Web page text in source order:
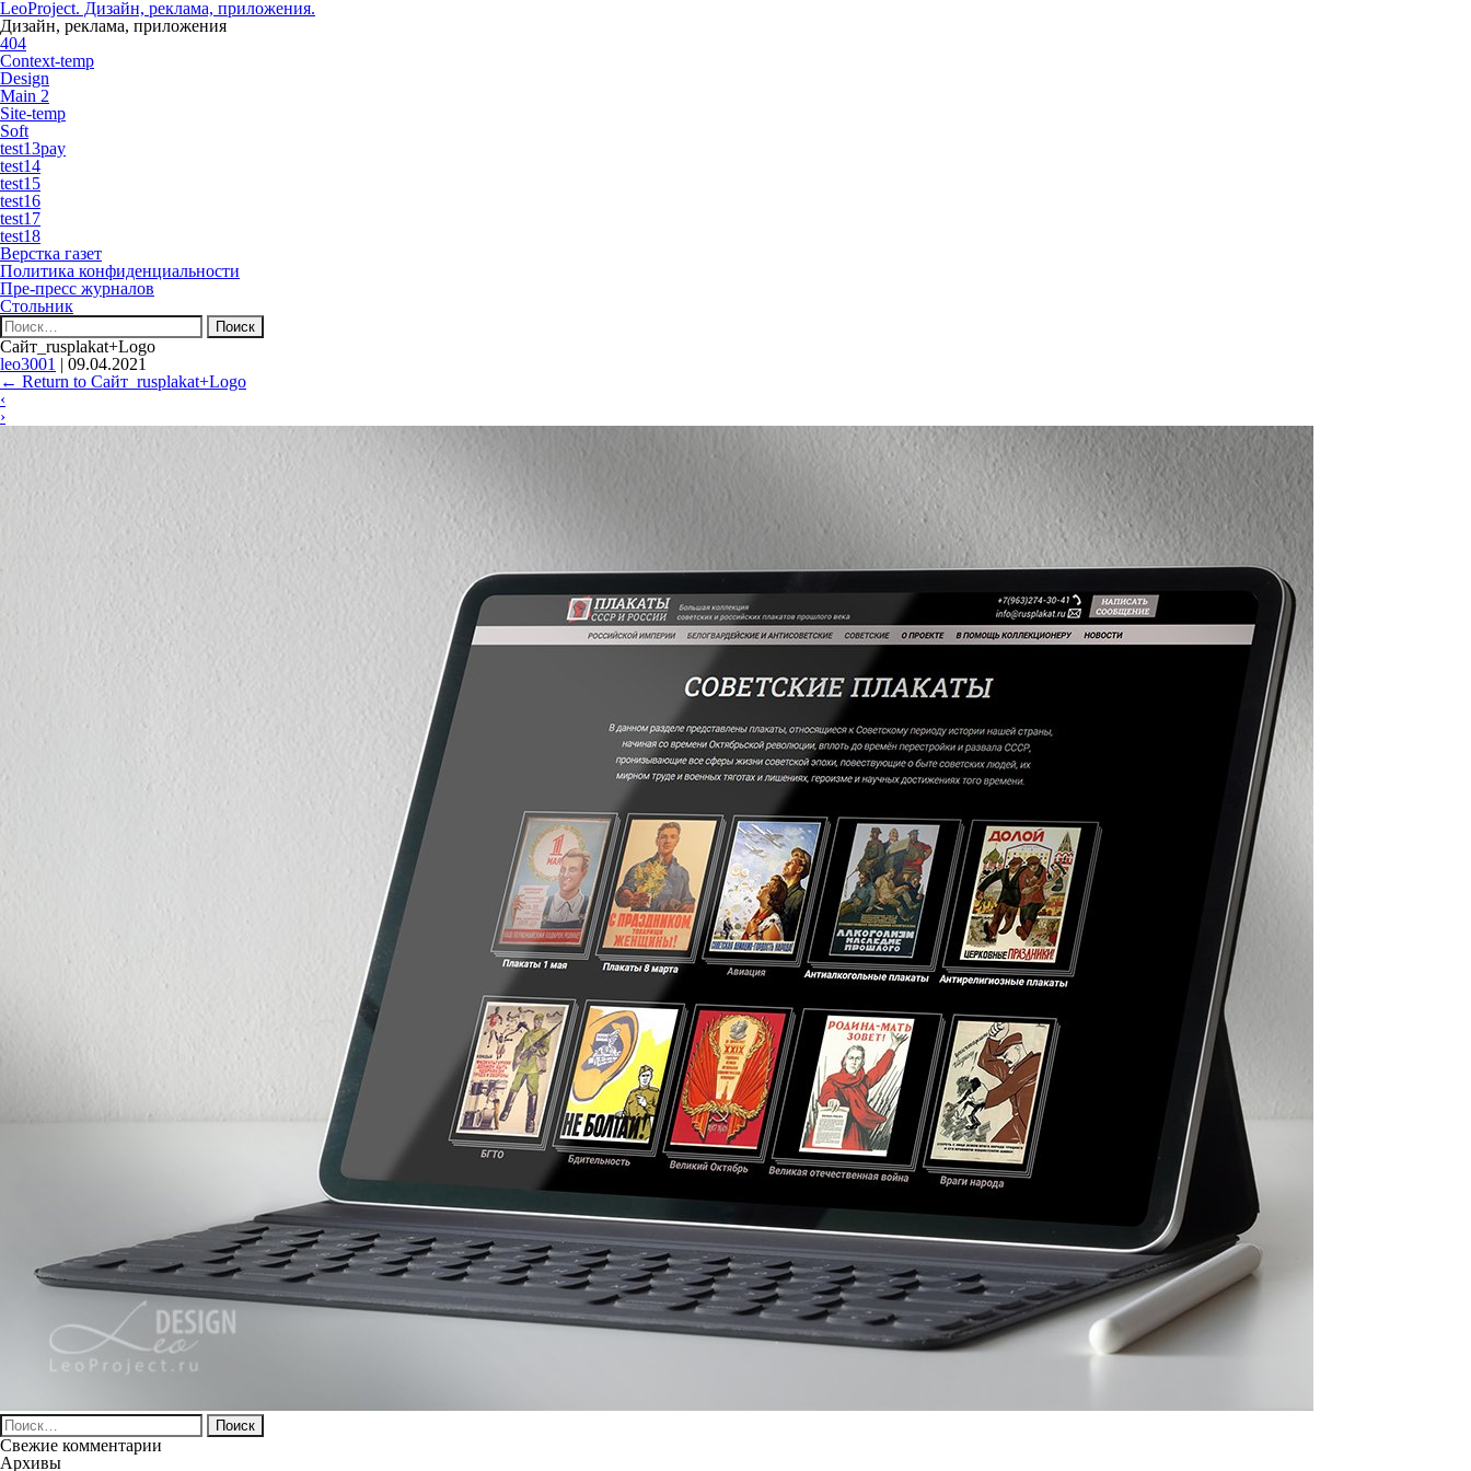
LeoProject. Дизайн, реклама, приложения.
Дизайн, реклама, приложения
404
Context-temp
Design
Main 2
Site-temp
Soft
test13pay
test14
test15
test16
test17
test18
Верстка газет
Политика конфиденциальности
Пре-пресс журналов
Стольник
Найти:
Сайт_rusplakat+Logo
leo3001 | 09.04.2021
← Return to Сайт_rusplakat+Logo
‹
›
Найти:
Свежие комментарии
Архивы